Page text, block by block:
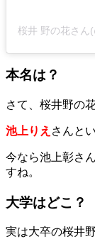
桜井 野の花さん
本名は？
さて、桜井野の
池上りえ さんと
今なら池上彰さ
すね。
大学はどこ？
実は大卒の桜井